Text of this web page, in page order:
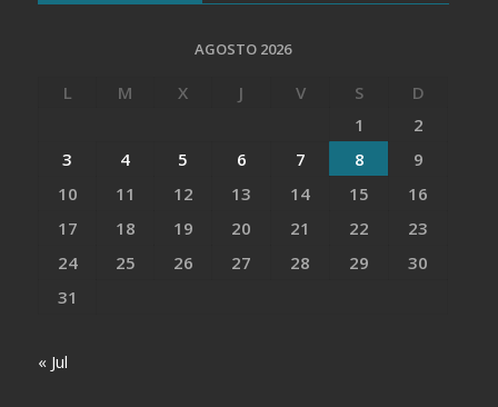
AGOSTO 2026
L M X J V S
D
1
2
3
4 5 6 7 8
9
10
11 12 13 14 15
16
17
18 19 20 21 22
23
24
25 26 27 28 29
30
31
« Jul